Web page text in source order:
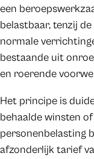
een
belastbaar, tenzij
normale
bestaande uit
en roerende
Het principe is
behaalde winsten
personenbelasting
afzonderlijk tarief